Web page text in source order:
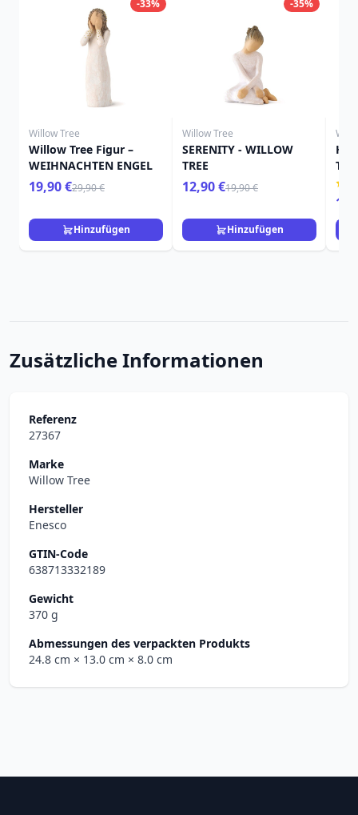
-33%
Willow Tree
Willow Tree Figur –
WEIHNACHTEN ENGEL
19,90 €29,90 €
Hinzufügen
-35%
Willow Tree
SERENITY - WILLOW
TREE
12,90 €19,90 €
Hinzufügen
Zusätzliche Informationen
Referenz
27367
Marke
Willow Tree
Hersteller
Enesco
GTIN-Code
638713332189
Gewicht
370 g
Abmessungen des verpackten Produkts
24.8 cm × 13.0 cm × 8.0 cm